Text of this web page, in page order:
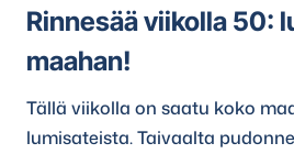
Rinnesää viikolla 50:
maahan!
Tällä viikolla on saatu koko
lumisateista. Taivaalta